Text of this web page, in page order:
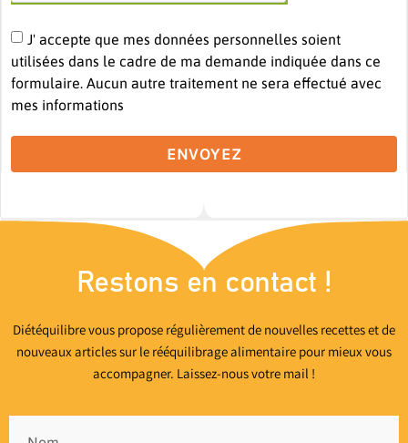
J' accepte que mes données personnelles soient
utilisées dans le cadre de ma demande indiquée dans ce
formulaire. Aucun autre traitement ne sera effectué avec
mes informations
ENVOYEZ
Restons en contact !
Diétéquilibre vous propose régulièrement de nouvelles recettes et de
nouveaux articles sur le rééquilibrage alimentaire pour mieux vous
accompagner. Laissez-nous votre mail !